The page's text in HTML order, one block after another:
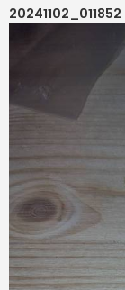
20241102_011852